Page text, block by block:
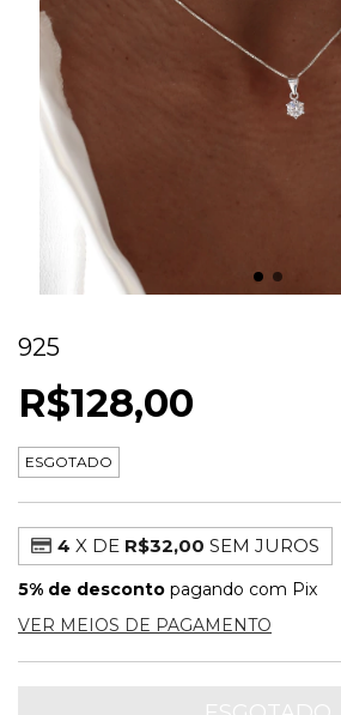
925
R$128,00
ESGOTADO
4 X DE R$32,00 SEM JUROS
5% de desconto pagando com Pix
VER MEIOS DE PAGAMENTO